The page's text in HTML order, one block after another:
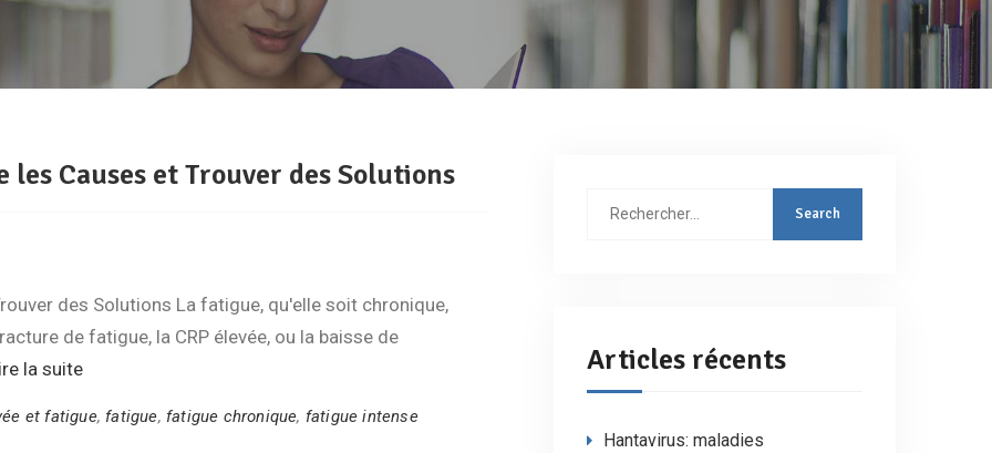
Causes et Trouver des Solutions
des Solutions La fatigue, qu'elle soit chronique,
de fatigue, la CRP élevée, ou la baisse de
la suite
et fatigue, fatigue, fatigue chronique, fatigue intense
Rechercher
Articles récents
Hantavirus: maladies